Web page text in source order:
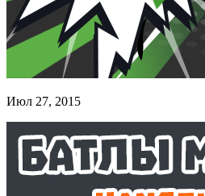
Июл 27, 2015